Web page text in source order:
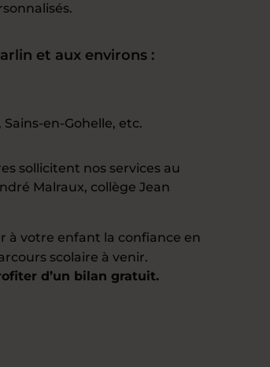
et aux environs :
en-Gohelle, etc.
sollicitent nos services au
Malraux, collège Jean
à votre enfant la confiance en
scolaire à venir.
d’un bilan gratuit.